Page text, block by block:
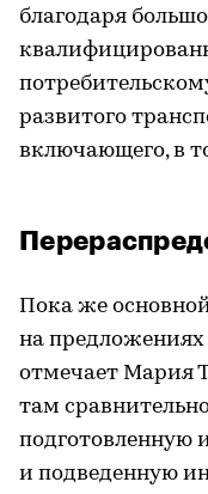
благодаря
развитого
включающего, в
Пока же
на
отмечает Мария
там
подготовленную
и подведенную